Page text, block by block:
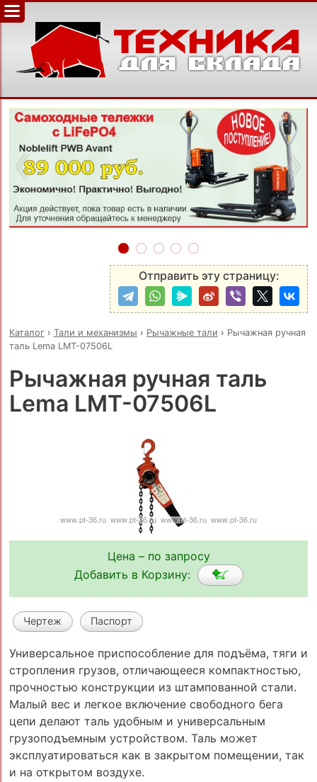
‹ ›
Отправить эту страницу:
Каталог› Тали и механизмы › Рычажные тали › Рычажная ручная
таль Lema LMT-07506L
Рычажная ручная таль
Lema LMT-07506L
Цена – по запросу
Добавить в Корзину:
Чертеж Паспорт
Универсальное приспособление для подъёма, тяги и
стропления грузов, отличающееся компактностью,
прочностью конструкции из штампованной стали.
Малый вес и легкое включение свободного бега
цепи делают таль удобным и универсальным
грузоподъемным устройством. Таль может
эксплуатироваться как в закрытом помещении, так
и на открытом воздухе.